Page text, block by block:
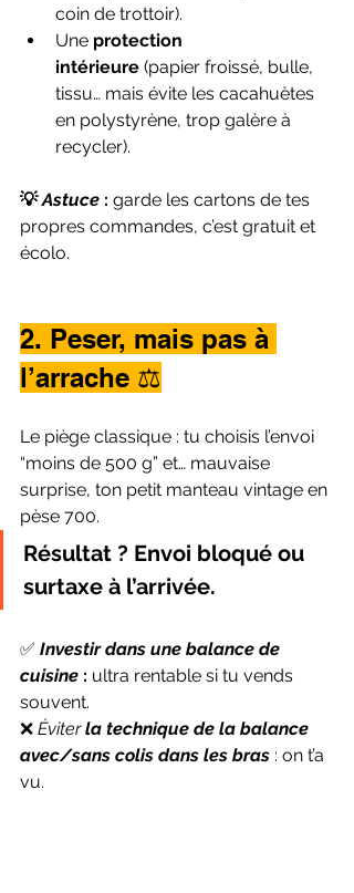
coin de trottoir).
Une protection
intérieure (papier froissé, bulle,
tissu… mais évite les cacahuètes
en polystyrène, trop galère à
recycler).
💡 Astuce : garde les cartons de tes
propres commandes, c’est gratuit et
écolo.
2. Peser, mais pas à
l’arrache ⚖️
Le piège classique : tu choisis l’envoi
“moins de 500 g” et… mauvaise
surprise, ton petit manteau vintage en
pèse 700.
Résultat ? Envoi bloqué ou
surtaxe à l’arrivée.
✅ Investir dans une balance de
cuisine : ultra rentable si tu vends
souvent.
❌ Éviter la technique de la balance
avec/sans colis dans les bras : on t’a
vu.